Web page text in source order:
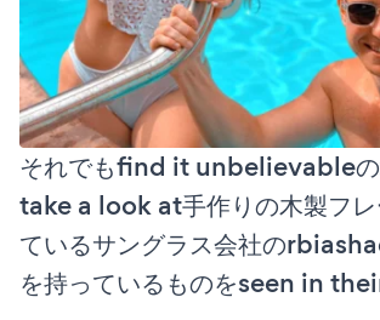
それでもfind it unbelievableの
take a look at手作りの木製フレ
ているサングラス会社の
を持っているものをseen in